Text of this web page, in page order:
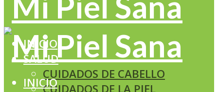
INICIO
SALUD
CUIDADOS DE CABELLO
CUIDADOS DE LA PIEL
INICIO